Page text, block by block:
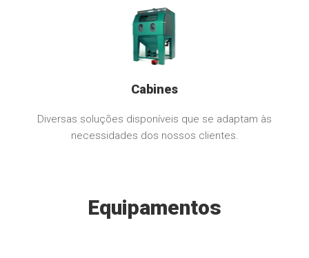
Cabines
Diversas soluções disponíveis que se adaptam às
necessidades dos nossos clientes.
Equipamentos